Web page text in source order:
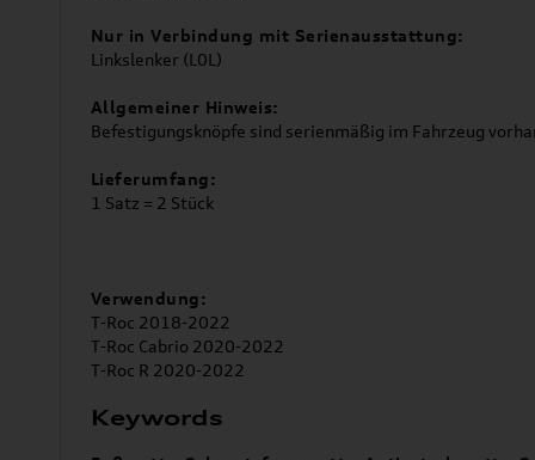
Nur in Verbindung mit Serienausstattung:
Linkslenker (L0L)
Allgemeiner Hinweis:
Befestigungsknöpfe sind serienmäßig im Fahrzeug
Lieferumfang:
1 Satz = 2 Stück
Verwendung:
T-Roc 2018-2022
T-Roc Cabrio 2020-2022
T-Roc R 2020-2022
Keywords